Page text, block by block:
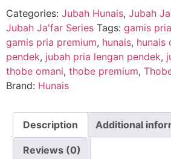
Categories: Jubah Hunais, Jubah
Jubah Ja'far Series Tags: gamis
gamis pria premium, hunais, hunais
pendek, jubah pria lengan pendek,
thobe omani, thobe premium,
Brand: Hunais
Description Additional
Reviews (0)